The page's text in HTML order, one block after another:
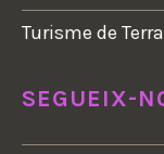
Turisme de
SEGUEIX-